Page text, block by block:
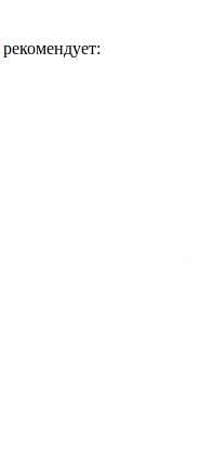
рекомендует: